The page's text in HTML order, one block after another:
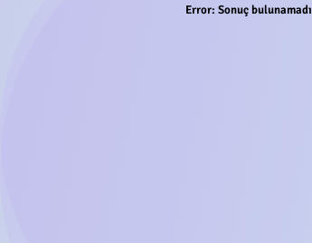
Error: Sonuç bulunamadı